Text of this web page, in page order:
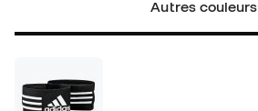
Autres couleurs